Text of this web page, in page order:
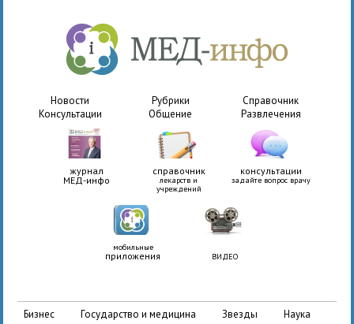
Новости Рубрики
Справочник
Консультации
Общение Развлечения
журнал
МЕД-инфо
справочник
лекарств и
учреждений
консультации
задайте вопрос врачу
мобильные
приложения ВИДЕО
бизнес государство и медицина звезды
наука